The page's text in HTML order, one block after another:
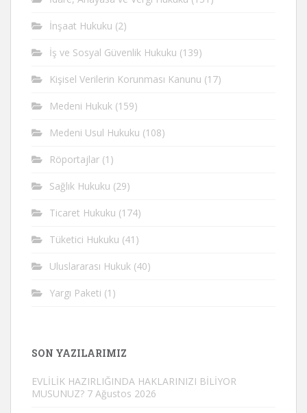
İnşaat Hukuku (2)
İş ve Sosyal Güvenlik Hukuku (139)
Kişisel Verilerin Korunması Kanunu (17)
Medeni Hukuk (159)
Medeni Usul Hukuku (108)
Röportajlar (1)
Sağlık Hukuku (29)
Ticaret Hukuku (174)
Tüketici Hukuku (41)
Uluslararası Hukuk (40)
Yargı Paketi (1)
SON YAZILARIMIZ
EVLİLİK HAZIRLIĞINDA HAKLARINIZI BİLİYOR
MUSUNUZ? 7 Ağustos 2026